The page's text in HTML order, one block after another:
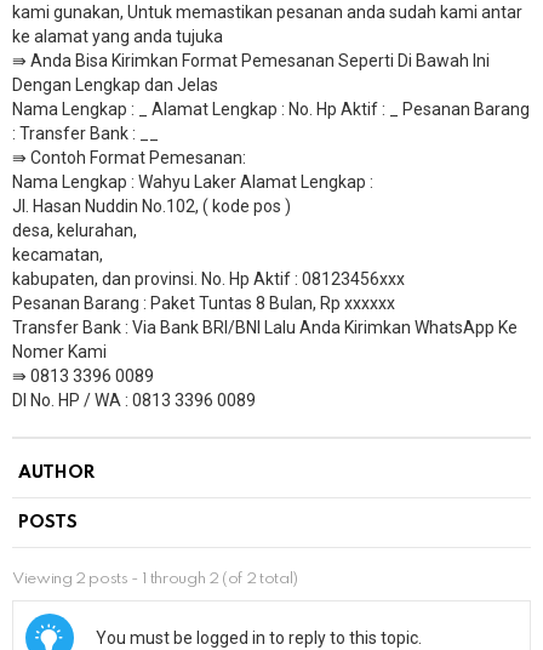
kami gunakan, Untuk memastikan pesanan anda sudah kami antar
ke alamat yang anda tujuka
⇛ Anda Bisa Kirimkan Format Pemesanan Seperti Di Bawah Ini
Dengan Lengkap dan Jelas
Nama Lengkap : _ Alamat Lengkap : No. Hp Aktif : _ Pesanan Barang
: Transfer Bank : __
​⇛ Contoh Format Pemesanan:
Nama Lengkap : Wahyu Laker Alamat Lengkap :
Jl. Hasan Nuddin No.102, ( kode pos )
desa, kelurahan,
kecamatan,
kabupaten, dan provinsi. No. Hp Aktif : 08123456xxx
Pesanan Barang : Paket Tuntas 8 Bulan, Rp xxxxxx
​Transfer Bank : Via Bank BRI/BNI Lalu Anda Kirimkan WhatsApp Ke
Nomer Kami
⇛ 0813 3396 0089
DI No. HP / WA : 0813 3396 0089
AUTHOR
POSTS
Viewing 2 posts - 1 through 2 (of 2 total)
You must be logged in to reply to this topic.